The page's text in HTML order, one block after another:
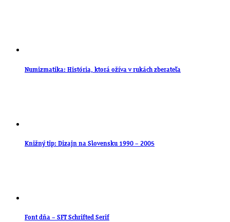
Numizmatika: História, ktorá ožíva v rukách zberateľa
Knižný tip: Dizajn na Slovensku 1990 – 2005
Font dňa – SFT Schrifted Serif